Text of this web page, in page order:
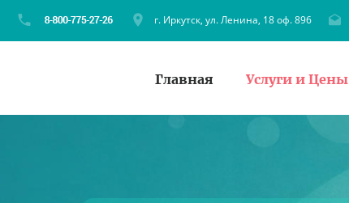
г. Иркутск, ул. Ленина, 18 оф. 896
Главная Услуги и Цены